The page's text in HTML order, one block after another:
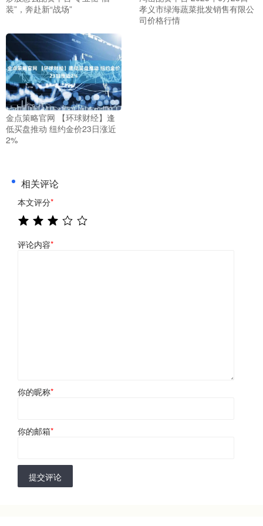
装”，奔赴新“战场”
孝义市绿海蔬菜批发销售有限公
司价格行情
金点策略官网 【环球财经】逢
低买盘推动 纽约金价23日涨近
2%
相关评论
本文评分*
评论内容*
你的昵称*
你的邮箱*
提交评论